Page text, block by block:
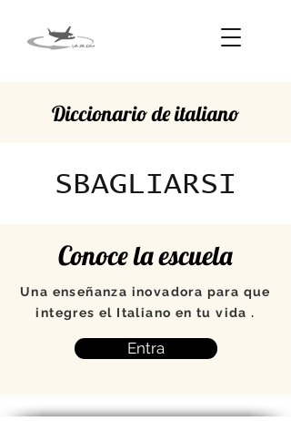
Diccionario de italiano
SBAGLIARSI
Conoce la escuela
Una enseñanza inovadora para que
integres el Italiano en tu vida .
Entra